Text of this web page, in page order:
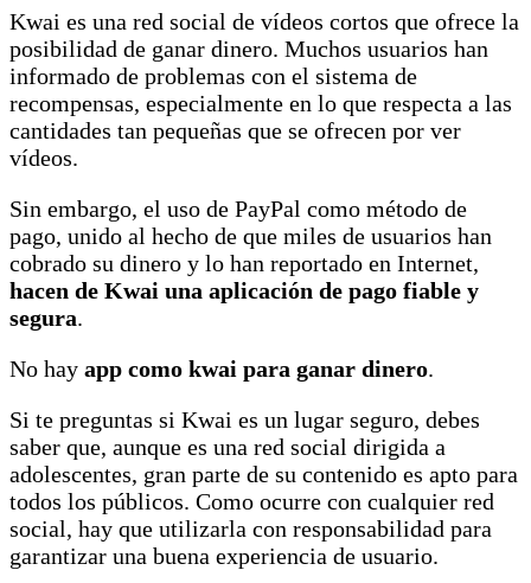
Kwai es una red social de vídeos cortos que ofrece la
posibilidad de ganar dinero. Muchos usuarios han
informado de problemas con el sistema de
recompensas, especialmente en lo que respecta a las
cantidades tan pequeñas que se ofrecen por ver
vídeos.
Sin embargo, el uso de PayPal como método de
pago, unido al hecho de que miles de usuarios han
cobrado su dinero y lo han reportado en Internet,
hacen de Kwai una aplicación de pago fiable y
segura.
No hay app como kwai para ganar dinero.
Si te preguntas si Kwai es un lugar seguro, debes
saber que, aunque es una red social dirigida a
adolescentes, gran parte de su contenido es apto para
todos los públicos. Como ocurre con cualquier red
social, hay que utilizarla con responsabilidad para
garantizar una buena experiencia de usuario.